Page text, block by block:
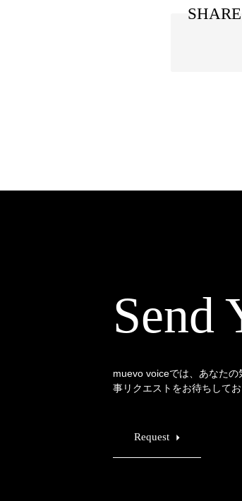
Send
muevo voiceでは、あなた
事リクエストをお待ちしてお
Request